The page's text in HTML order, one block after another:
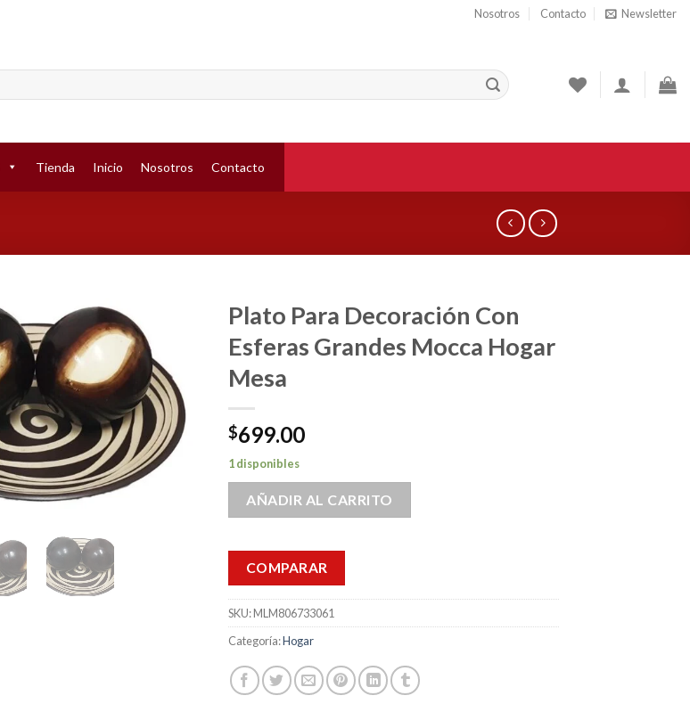
Nosotros Contacto Newsletter
Tienda Inicio Nosotros Contacto
Añadir
a la
lista de
deseos
Plato Para Decoración Con
Esferas Grandes Mocca Hogar
Mesa
$699.00
1 disponibles
AÑADIR AL CARRITO
COMPARAR
SKU:MLM806733061
Categoría:Hogar